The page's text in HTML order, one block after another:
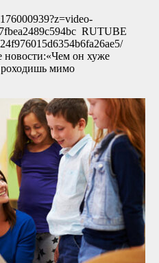
RUTUBE
новости:«Чем он хуже
мимо